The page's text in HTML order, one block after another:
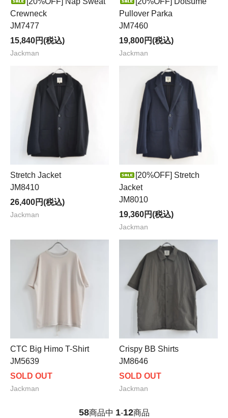
Crewneck
JM7477
15,840円(税込)
Jackman
Pullover Parka
JM7460
19,800円(税込)
Jackman
Stretch Jacket
JM8410
26,400円(税込)
Jackman
[20%OFF] Stretch
Jacket
JM8010
19,360円(税込)
Jackman
CTC Big Himo T-Shirt
JM5639
SOLD OUT
Jackman
Crispy BB Shirts
JM8646
SOLD OUT
Jackman
58商品中 1-12商品